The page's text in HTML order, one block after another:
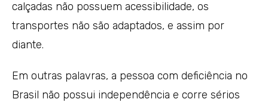
calçadas não possuem acessibilidade, os
transportes não são adaptados, e assim por
diante.
Em outras palavras, a pessoa com deficiência no
Brasil não possui independência e corre sérios